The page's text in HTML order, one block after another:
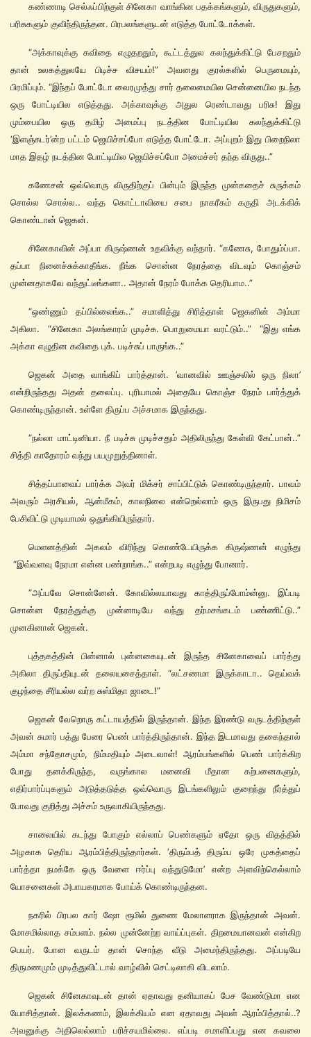
கண்ணாடி செல்ஃப்பிற்குள் சினேகா வாங்கின பதக்கங்களும், விருதுகளும்,
பரிசுகளும் குவிந்திருந்தன. பிரபலங்களுடன் எடுத்த போட்டோக்கள்.
“அக்காவுக்கு கவிதை எழுதறதும், கூட்டத்துல கலந்துக்கிட்டு பேசறதும்
தான் உலகத்துலயே பிடிச்ச விசயம்!” அவனது குரல்களில் பெருமையும்,
பிரமிப்பும். “இந்தப் போட்டோ வைரமுத்து சார் தலைமையில சென்னையில நடந்த
ஒரு போட்டியில எடுத்தது. அக்காவுக்கு அதுல ரெண்டாவது பரிசு! இது
மும்பையில ஒரு தமிழ் அமைப்பு நடத்தின போட்டியில கலந்துக்கிட்டு
‘இளஞ்சுடர்’ன்ற பட்டம் ஜெயிச்சப்போ எடுத்த போட்டோ. அப்புறம் இது பிறைநிலா
மாத இதழ் நடத்தின போட்டியில ஜெயிச்சப்போ அமைச்சர் தந்த விருது..”
கணேசன் ஒவ்வொரு விருதிற்குப் பின்பும் இருந்த முன்கதைச் சுருக்கம்
சொல்ல சொல்ல.. வந்த கொட்டாவியை சபை நாகரீகம் கருதி அடக்கிக்
கொண்டான் ஜெகன்.
சினேகாவின் அப்பா கிருஷ்ணன் உதவிக்கு வந்தார். “கணேசு, போதும்ப்பா.
தப்பா நினைச்சுக்காதீங்க. நீங்க சொன்ன நேரத்தை விடவும் கொஞ்சம்
முன்னதாகவே வந்துட்டீங்களா.. அதான் நேரம் போக்க தெரியாம..”
“ஒண்ணும் தப்பில்லைங்க..” சமாளித்து சிரித்தாள் ஜெகனின் அம்மா
அகிலா. “சினேகா அலங்காரம் முடிச்சு. பொறுமையா வரட்டும்..” “இது எங்க
அக்கா எழுதின கவிதை புக். படிச்சுப் பாருங்க..”
ஜெகன் அதை வாங்கிப் பார்த்தான். ’வானவில் ஊஞ்சலில் ஒரு நிலா’
என்றிருந்தது அதன் தலைப்பு. புரியாமல் அதையே கொஞ்ச நேரம் பார்த்துக்
கொண்டிருந்தான். உள்ளே திருப்ப அச்சமாக இருந்தது.
“நல்லா மாட்டினியா. நீ படிச்சு முடிச்சதும் அதிலிருந்து கேள்வி கேட்பான்..”
சித்தி காதோரம் வந்து பயமுறுத்தினாள்.
சித்தப்பாவைப் பார்க்க அவர் மிக்சர் சாப்பிட்டுக் கொண்டிருந்தார். பாவம்
அவரும் அரசியல், ஆன்மீகம், காலநிலை என்றெல்லாம் ஒரு இருபது நிமிசம்
பேசிவிட்டு முடியாமல் ஒதுங்கியிருந்தார்.
மெளனத்தின் அகலம் விரிந்து கொண்டேயிருக்க கிருஷ்ணன் எழுந்து
“இவ்வளவு நேரமா என்ன பண்றாங்க..” என்றபடி எழுந்து போனார்.
“அப்பவே சொன்னேன். கோவில்லயாவது காத்திருப்போம்ன்னு. இப்படி
சொன்ன நேரத்துக்கு முன்னாடியே வந்து தர்மசங்கடம் பண்ணிட்டு..”
முனகினான் ஜெகன்.
புத்தகத்தின் பின்னால் புன்னகையுடன் இருந்த சினேகாவைப் பார்த்து
அகிலா திருப்தியுடன் தலையசைத்தாள். “லட்சணமா இருக்காடா.. தெய்வக்
குழந்தை சீரியல்ல வர்ற சுஸ்மிதா ஜாடை!”
ஜெகன் வேறொரு கட்டாயத்தில் இருந்தான். இந்த இரண்டு வருடத்திற்குள்
அவன் சுமார் பத்து பேரை பெண் பார்த்திருந்தான். இந்த இடமாவது தகைந்தால்
அம்மா சந்தோசமும், நிம்மதியும் அடைவாள்! ஆரம்பங்களில் பெண் பார்க்கிற
போது தனக்கிருந்த, வருங்கால மனைவி மீதான கற்பனைகளும்,
எதிர்பார்ப்புகளும் அடுத்தடுத்த ஒவ்வொரு இடங்களிலும் குறைந்து நீர்த்துப்
போவது குறித்து அச்சம் உருவாகியிருந்தது.
சாலையில் கடந்து போகும் எல்லாப் பெண்களும் ஏதோ ஒரு விதத்தில்
அழகாக தெரிய ஆரம்பித்திருந்தார்கள். ‘திரும்பத் திரும்ப ஒரே முகத்தைப்
பார்த்தா நமக்கே ஒரு வேளை ஈர்ப்பு வந்துடுமோ’ என்ற அளவிற்கெல்லாம்
யோசனைகள் அபாயகரமாக போய்க் கொண்டிருந்தன.
நகரில் பிரபல கார் ஷோ ரூமில் துணை மேலாளராக இருந்தான் அவன்.
மோசமில்லாத சம்பளம். நல்ல முன்னேற்ற வாய்ப்புகள். திறமையானவன் என்கிற
பெயர். போன வருடம் தான் சொந்த வீடு அமைந்திருந்தது. அப்படியே
திருமணமும் முடித்துவிட்டால் வாழ்வில் செட்டிலாகி விடலாம்.
ஜெகன் சினேகாவுடன் தான் ஏதாவது தனியாகப் பேச வேண்டுமா என
யோசித்தான். இலக்கணம், இலக்கியம் என ஏதாவது அவள் ஆரம்பித்தால்..?
அவனுக்கு அதிலெல்லாம் பரிச்சயமில்லை. எப்படி சமாளிப்பது என கவலை